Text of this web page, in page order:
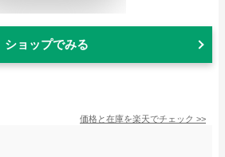
ショップでみる
価格と在庫を楽天でチェック >>